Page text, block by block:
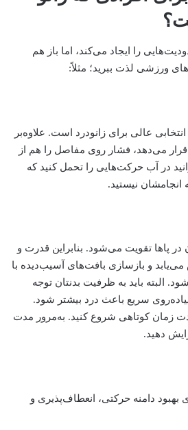
را ایجاد می‌کند، اما باز هم
ورزشی لذت ببرید؛ مثلاً:
عالی برای زانودرد است. علاوه‌بر
قرار می‌دهد، فشار روی مفاصل را هم از
در آب حرکت‌هایی را تحمل کنید که
نیستید.
پاها تقویت می‌شود. بنابراین قدرت و
می‌یابد و بازسازی بافت‌های آسیب‌دیده با
البته باید به ظرفیت بدنتان توجه
سریع باعث درد بیشتر شود.
زمان کوتاهی شروع کنید. به‌مرور مدت
دهید.
بهبود دامنه حرکتی، انعطاف‌پذیری و